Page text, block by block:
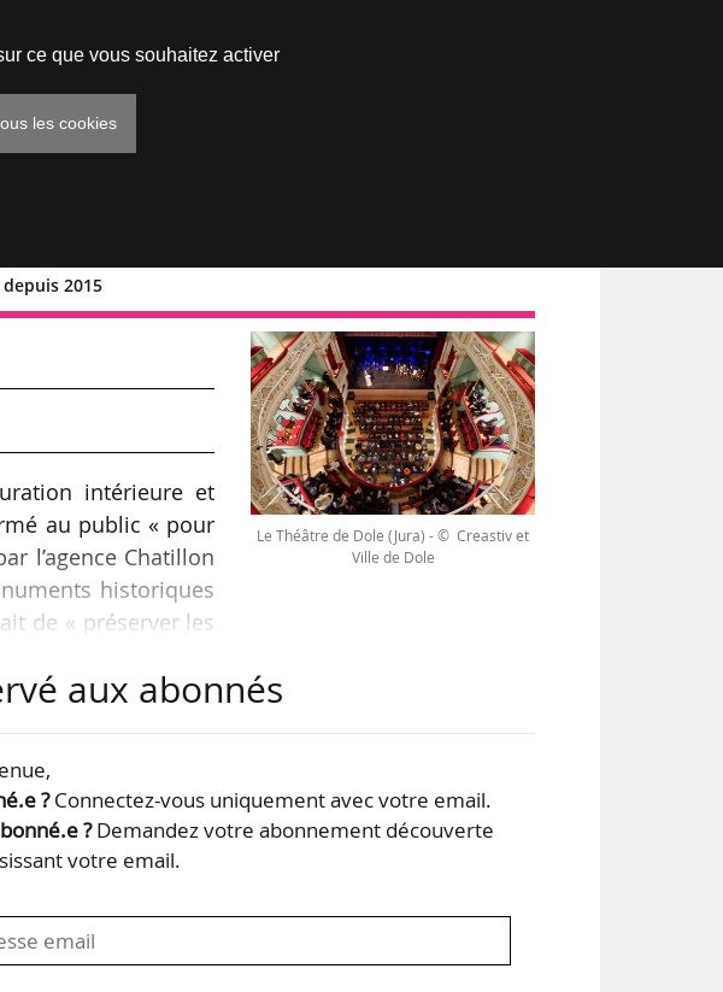
2015
de
intérieure et
au public « pour
l’agence Chatillon
historiques
de « préserver les
Comté et du
Le Théâtre de Dole (Jura) - © Creastiv et
Ville de Dole
aux abonnés
?Connectez-vous uniquement avec votre email.
?Demandez votre abonnement découverte
votre email.
ce que vous souhaitez activer
les cookies